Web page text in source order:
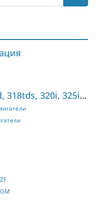
BMW 316i, 318i, 318is, 318td, 318tds, 320i, 325i, 325tds (1990-1998) Руководство по ремонту